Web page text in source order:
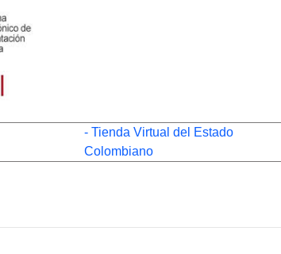
- Tienda Virtual del Estado
Colombiano